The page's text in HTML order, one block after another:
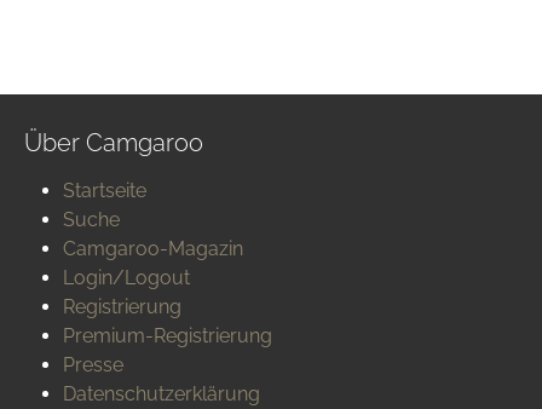
Über Camgaroo
Startseite
Suche
Camgaroo-Magazin
Login/Logout
Registrierung
Premium-Registrierung
Presse
Datenschutzerklärung